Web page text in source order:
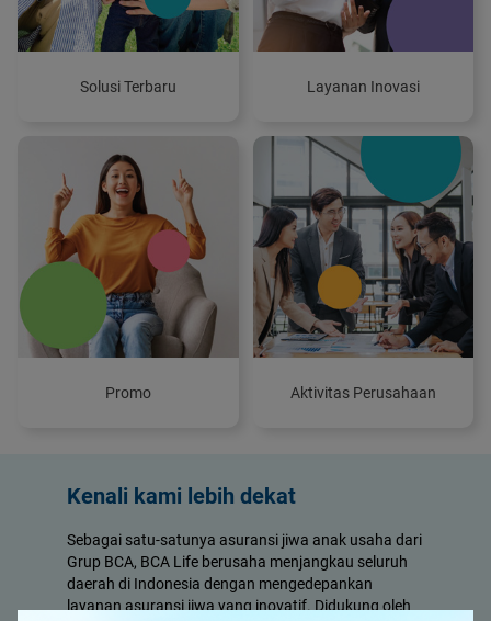
Solusi Terbaru Layanan Inovasi
Promo Aktivitas Perusahaan
Kenali kami lebih dekat
Sebagai satu-satunya asuransi jiwa anak usaha dari
Grup BCA, BCA Life berusaha menjangkau seluruh
daerah di Indonesia dengan mengedepankan
layanan asuransi jiwa yang inovatif. Didukung oleh